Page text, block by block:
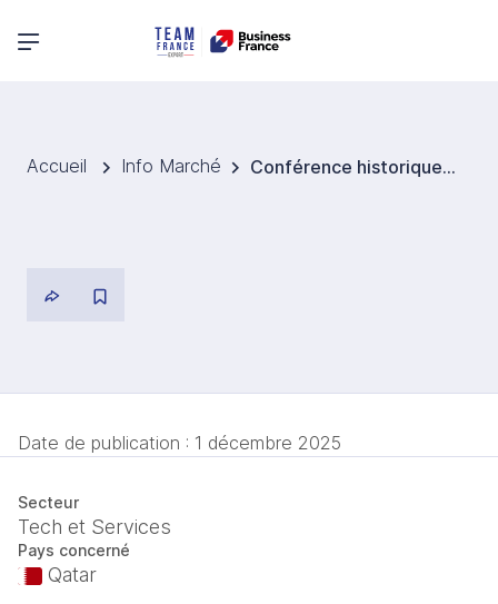
Menu principal
Accueil Info Marché Conférence historique sur l’éthique de l’IA
Date de publication : 1 décembre 2025
Secteur
Tech et Services
Pays concerné
Qatar